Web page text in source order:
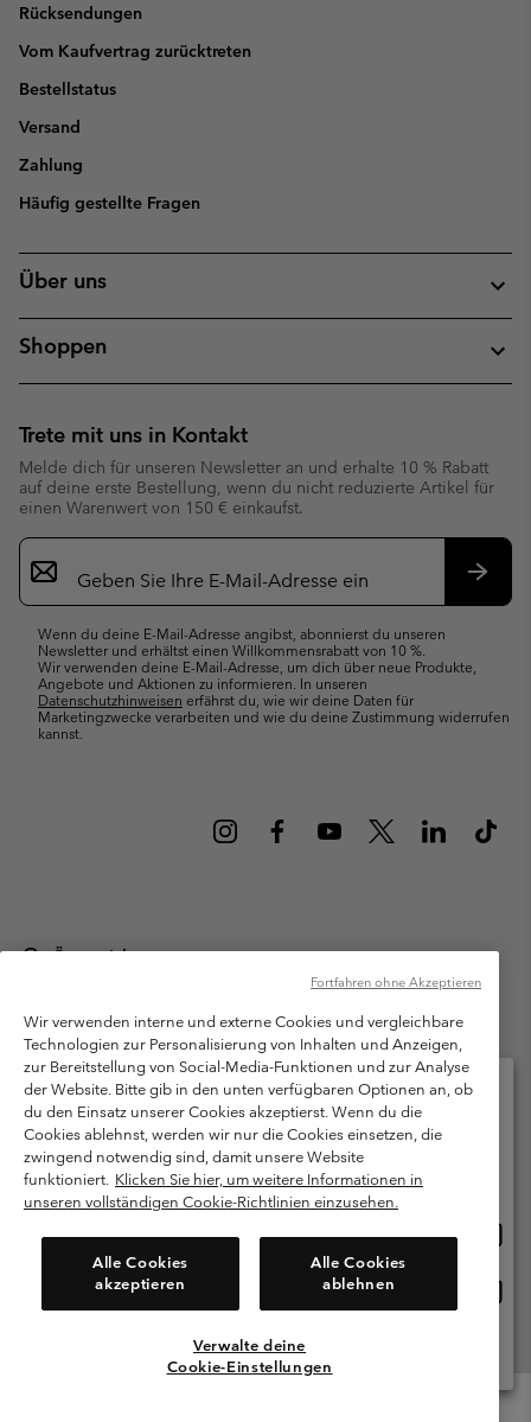
Rücksendungen
Vom Kaufvertrag zurücktreten
Bestellstatus
Versand
Zahlung
Häufig gestellte Fragen
Über uns
Shoppen
Trete mit uns in Kontakt
Melde dich für unseren Newsletter an und erhalte 10 % Rabatt
auf deine erste Bestellung, wenn du nicht reduzierte Artikel für
einen Warenwert von 150 € einkaufst.
Newsletter-
Anmeldung
Wenn du deine E-Mail-Adresse angibst, abonnierst du unseren
Newsletter und erhältst einen Willkommensrabatt von 10 %.
Wir verwenden deine E-Mail-Adresse, um dich über neue Produkte,
Angebote und Aktionen zu informieren. In unseren
Datenschutzhinweisen erfährst du, wie wir deine Daten für
Marketingzwecke verarbeiten und wie du deine Zustimmung widerrufen
kannst.
Österreich
Columbia Sportswear Austria GmbH. Moosfeldstraße 1, 5101
Bergheim, Salzburg Österreich. Alle Rechte vorbehalten.
Nutzungsbedingungen
Allgemeine Verkaufsbedingungen
Garantie
Datenschutzerklärung
Bestimmungen und Bedingungen des Mitglieder Programms
Nutzungsbedingungen Für Nutzergenerierte Inhalte
Cookies
Kundenservice: Mo- Fr. 9:00 - 13:00 & 14:00- 18:00 Uhr
(+)43720880525
Wir verwenden interne und externe Cookies und vergleichbare
Technologien zur Personalisierung von Inhalten und Anzeigen,
zur Bereitstellung von Social-Media-Funktionen und zur Analyse
der Website. Bitte gib in den unten verfügbaren Optionen an, ob
du den Einsatz unserer Cookies akzeptierst. Wenn du die
Cookies ablehnst, werden wir nur die Cookies einsetzen, die
zwingend notwendig sind, damit unsere Website
funktioniert. Klicken Sie hier, um weitere Informationen in
unseren vollständigen Cookie-Richtlinien einzusehen.
Alle Cookies
akzeptieren
Alle Cookies
ablehnen
Verwalte deine
Cookie-Einstellungen
Fortfahren ohne Akzeptieren
Bitte wählen Sie Ihr Lieferland und Ihre Sprache
Online-Einkauf verfügbar
Österreich
Alle Länder Anzeigen